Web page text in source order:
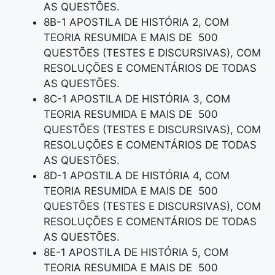
AS QUESTÕES.
8B-1 APOSTILA DE HISTÓRIA 2, COM
TEORIA RESUMIDA E MAIS DE 500
QUESTÕES (TESTES E DISCURSIVAS), COM
RESOLUÇÕES E COMENTÁRIOS DE TODAS
AS QUESTÕES.
8C-1 APOSTILA DE HISTÓRIA 3, COM
TEORIA RESUMIDA E MAIS DE 500
QUESTÕES (TESTES E DISCURSIVAS), COM
RESOLUÇÕES E COMENTÁRIOS DE TODAS
AS QUESTÕES.
8D-1 APOSTILA DE HISTÓRIA 4, COM
TEORIA RESUMIDA E MAIS DE 500
QUESTÕES (TESTES E DISCURSIVAS), COM
RESOLUÇÕES E COMENTÁRIOS DE TODAS
AS QUESTÕES.
8E-1 APOSTILA DE HISTÓRIA 5, COM
TEORIA RESUMIDA E MAIS DE 500